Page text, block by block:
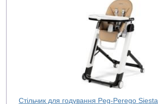
Стільчик для годування Peg-Perego Siesta